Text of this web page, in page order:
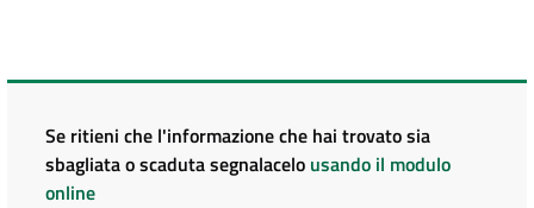
Se ritieni che l'informazione che hai trovato sia
sbagliata o scaduta segnalacelo usando il modulo
online